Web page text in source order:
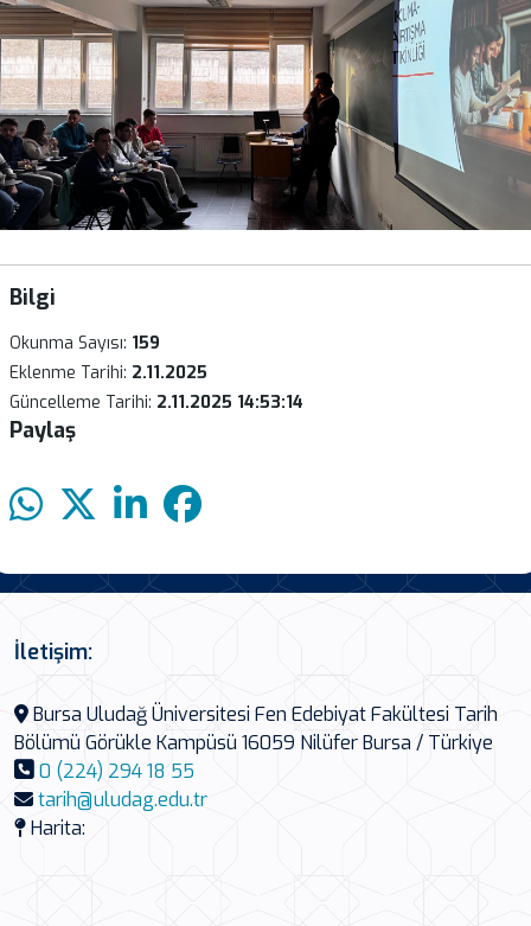
Bilgi
Okunma Sayısı: 159
Eklenme Tarihi: 2.11.2025
Güncelleme Tarihi: 2.11.2025 14:53:14
Paylaş
İletişim:
Bursa Uludağ Üniversitesi Fen Edebiyat Fakültesi Tarih
Bölümü Görükle Kampüsü 16059 Nilüfer Bursa / Türkiye
0 (224) 294 18 55
tarih@uludag.edu.tr
Harita: